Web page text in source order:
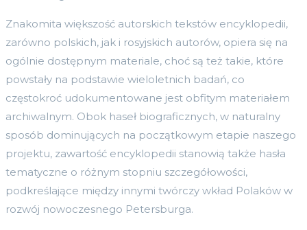
Znakomita większość autorskich tekstów encyklopedii,
zarówno polskich, jak i rosyjskich autorów, opiera się na
ogólnie dostępnym materiale, choć są też takie, które
powstały na podstawie wieloletnich badań, co
częstokroć udokumentowane jest obfitym materiałem
archiwalnym. Obok haseł biograficznych, w naturalny
sposób dominujących na początkowym etapie naszego
projektu, zawartość encyklopedii stanowią także hasła
tematyczne o różnym stopniu szczegółowości,
podkreślające między innymi twórczy wkład Polaków w
rozwój nowoczesnego Petersburga.